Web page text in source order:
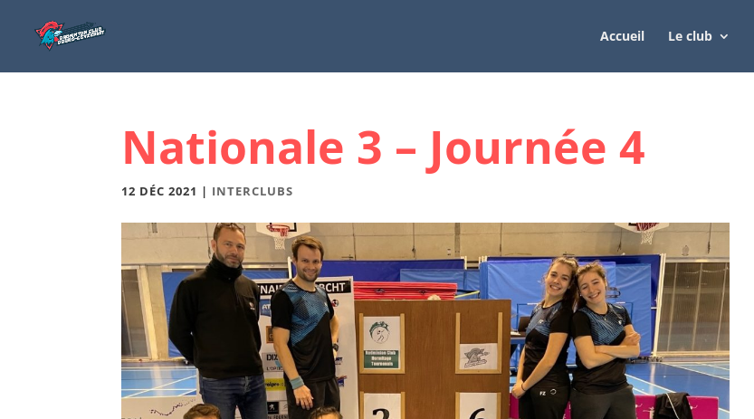
Accueil Le club
Nationale 3 – Journée 4
12 DÉC 2021 | INTERCLUBS